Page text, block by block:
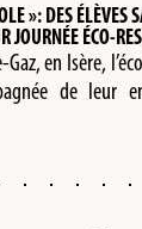
»: DES
JOURNÉE ÉCO-
en Isère,
de leur